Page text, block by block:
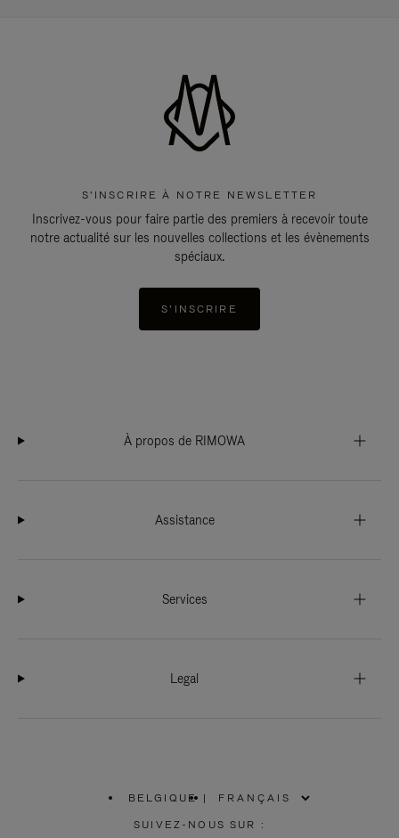
S'INSCRIRE À NOTRE NEWSLETTER
Inscrivez-vous pour faire partie des premiers à recevoir toute
notre actualité sur les nouvelles collections et les évènements
spéciaux.
S'INSCRIRE
À propos de RIMOWA
Assistance
Services
Legal
BELGIQUE
SÉLECTIONNEZ
VOTRE
|
SUIVEZ-NOUS SUR :